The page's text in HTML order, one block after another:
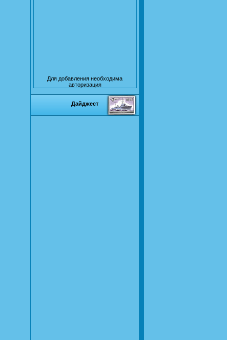
Для добавления необходима
авторизация
Дайджест